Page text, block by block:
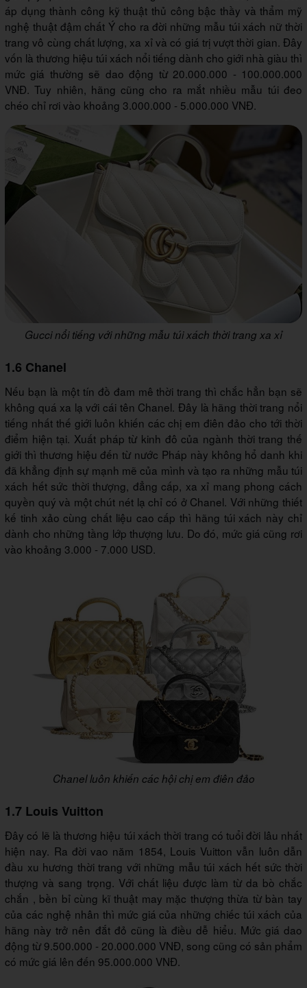
áp dụng thành công kỹ thuật thủ công bậc thầy và thẩm mỹ
nghệ thuật đậm chất Ý cho ra đời những mẫu túi xách nữ thời
trang vô cùng chất lượng, xa xỉ và có giá trị vượt thời gian. Đây
vốn là thương hiệu túi xách nổi tiếng dành cho giới nhà giàu thì
mức giá thường sẽ dao động từ 20.000.000 - 100.000.000
VNĐ. Tuy nhiên, hãng cũng cho ra mắt nhiều mẫu túi đeo
chéo chỉ rơi vào khoảng 3.000.000 - 5.000.000 VNĐ.
Gucci nổi tiếng với những mẫu túi xách thời trang xa xỉ
1.6 Chanel
Nếu bạn là một tín đồ đam mê thời trang thì chắc hẳn bạn sẽ
không quá xa lạ với cái tên Chanel. Đây là hãng thời trang nổi
tiếng nhất thế giới luôn khiến các chị em điên đảo cho tới thời
điểm hiện tại. Xuất pháp từ kinh đô của ngành thời trang thế
giới thì thương hiệu đến từ nước Pháp này không hổ danh khi
đã khẳng định sự mạnh mẽ của mình và tạo ra những mẫu túi
xách hết sức thời thượng, đẳng cấp, xa xỉ mang phong cách
quyền quý và một chút nét lạ chỉ có ở Chanel. Với những thiết
kế tinh xảo cùng chất liệu cao cấp thì hãng túi xách này chỉ
dành cho những tầng lớp thượng lưu. Do đó, mức giá cũng rơi
vào khoảng 3.000 - 7.000 USD.
Chanel luôn khiến các hội chị em điên đảo
1.7 Louis Vuitton
Đây có lẽ là thương hiệu túi xách thời trang có tuổi đời lâu nhất
hiện nay. Ra đời vao năm 1854, Louis Vuitton vẫn luôn dẫn
đầu xu hương thời trang với những mẫu túi xách hết sức thời
thượng và sang trọng. Với chất liệu được làm từ da bò chắc
chắn , bền bỉ cùng kĩ thuật may mặc thượng thừa từ bàn tay
của các nghệ nhân thì mức giá của những chiếc túi xách của
hãng này trở nên đắt đỏ cũng là điều dễ hiểu. Mức giá dao
động từ 9.500.000 - 20.000.000 VNĐ, song cũng có sản phẩm
có mức giá lên đến 95.000.000 VNĐ.